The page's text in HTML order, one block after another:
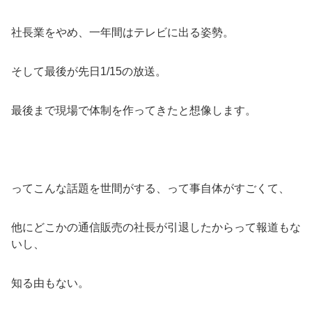
社長業をやめ、一年間はテレビに出る姿勢。
そして最後が先日1/15の放送。
最後まで現場で体制を作ってきたと想像します。
ってこんな話題を世間がする、って事自体がすごくて、
他にどこかの通信販売の社長が引退したからって報道もな
いし、
知る由もない。